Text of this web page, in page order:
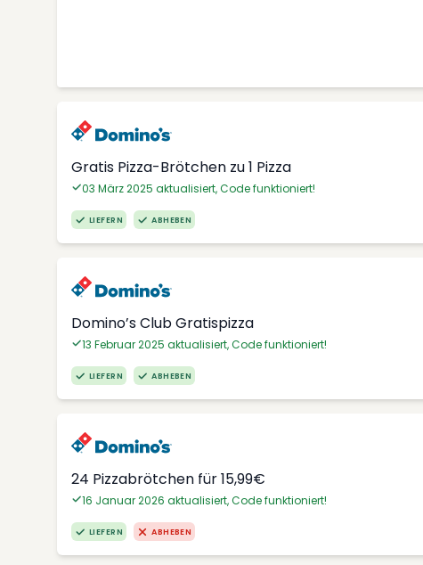
Gratis Pizza-Brötchen zu 1 Pizza
03 März 2025 aktualisiert, Code funktioniert!
LIEFERN ABHEBEN
Domino’s Club Gratispizza
13 Februar 2025 aktualisiert, Code funktioniert!
LIEFERN ABHEBEN
24 Pizzabrötchen für 15,99€
16 Januar 2026 aktualisiert, Code funktioniert!
LIEFERN ABHEBEN